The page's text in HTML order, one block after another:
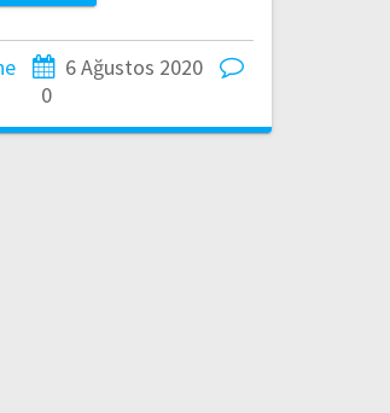
6 Ağustos 2020
0